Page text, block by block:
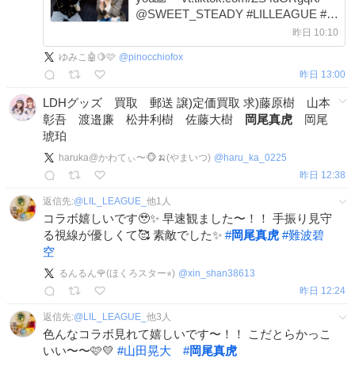
@SWEET_STEADY #LILLEAGUE #岡
昨日 10:10
ゆみこ🤖🍋🩷 @pinocchiofox
昨日 13:00
LDHグッズ 買取 郵送 譲)定価買取 求)藤原樹 山本
彰吾 渡邉廉 松井利樹 佐藤大樹
岡尾真虎 岡尾
琥珀
haruka@かわてぃ〜🐵🍌(やまいつ) @ haru_ka_0225
昨日 12:38
返信先:@ LIL_LEAGUE_ 他1 人
コラボ嬉しいです🥹✨ 早速観ました〜！！ 手振り見守
る視線が優しくて🥰 素敵でした✨ #岡尾真虎 #難波碧
空
るんるん🌹(ほくろスター⭐︎) @xin_shan38613
昨日 12:24
返信先:@ LIL_LEAGUE_ 他3 人
色んなコラボ見れて嬉しいです〜！！ こだとらかっこ
いい〜〜🩷💛 #山田晃大 #岡尾真虎